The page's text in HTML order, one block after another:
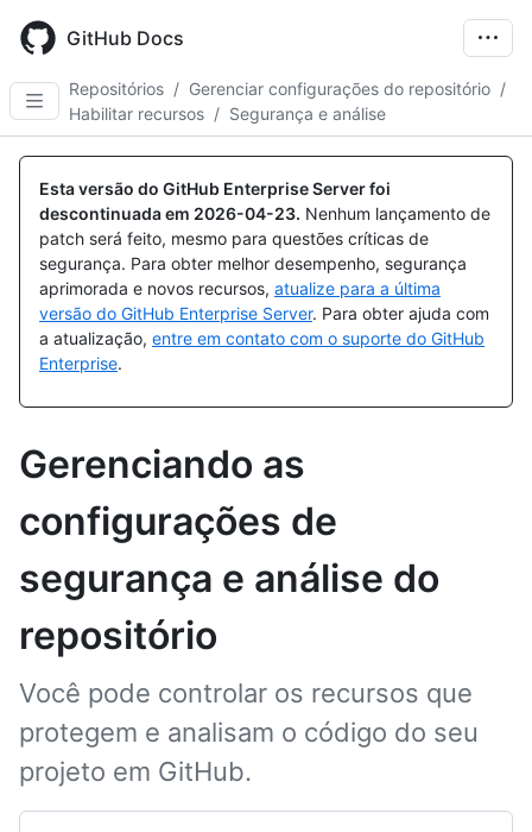
main
content
GitHub Docs
Repositórios / Gerenciar configurações do repositório /
Habilitar recursos / Segurança e análise
Esta versão do GitHub Enterprise Server foi
descontinuada em 2026-04-23. Nenhum lançamento de
patch será feito, mesmo para questões críticas de
segurança. Para obter melhor desempenho, segurança
aprimorada e novos recursos, atualize para a última
versão do GitHub Enterprise Server. Para obter ajuda com
a atualização, entre em contato com o suporte do GitHub
Enterprise.
Gerenciando as
configurações de
segurança e análise do
repositório
Você pode controlar os recursos que
protegem e analisam o código do seu
projeto em GitHub.